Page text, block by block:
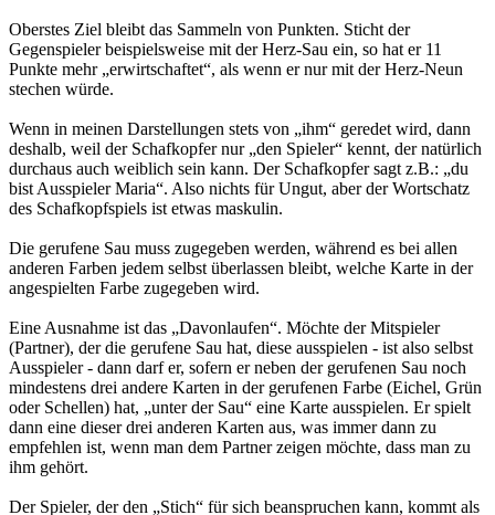
Oberstes Ziel bleibt das Sammeln von Punkten. Sticht der
Gegenspieler beispielsweise mit der Herz-Sau ein, so hat er 11
Punkte mehr „erwirtschaftet“, als wenn er nur mit der Herz-Neun
stechen würde.
Wenn in meinen Darstellungen stets von „ihm“ geredet wird, dann
deshalb, weil der Schafkopfer nur „den Spieler“ kennt, der natürlich
durchaus auch weiblich sein kann. Der Schafkopfer sagt z.B.: „du
bist Ausspieler Maria“. Also nichts für Ungut, aber der Wortschatz
des Schafkopfspiels ist etwas maskulin.
Die gerufene Sau muss zugegeben werden, während es bei allen
anderen Farben jedem selbst überlassen bleibt, welche Karte in der
angespielten Farbe zugegeben wird.
Eine Ausnahme ist das „Davonlaufen“. Möchte der Mitspieler
(Partner), der die gerufene Sau hat, diese ausspielen - ist also selbst
Ausspieler - dann darf er, sofern er neben der gerufenen Sau noch
mindestens drei andere Karten in der gerufenen Farbe (Eichel, Grün
oder Schellen) hat, „unter der Sau“ eine Karte ausspielen. Er spielt
dann eine dieser drei anderen Karten aus, was immer dann zu
empfehlen ist, wenn man dem Partner zeigen möchte, dass man zu
ihm gehört.
Der Spieler, der den „Stich“ für sich beanspruchen kann, kommt als